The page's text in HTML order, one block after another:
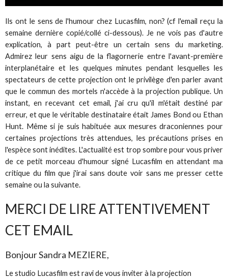
Ils ont le sens de l'humour chez Lucasfilm, non? (cf l'email reçu la
semaine dernière copié/collé ci-dessous). Je ne vois pas d'autre
explication, à part peut-être un certain sens du marketing.
Admirez leur sens aigu de la flagornerie entre l'avant-première
interplanétaire et les quelques minutes pendant lesquelles les
spectateurs de cette projection ont le privilège d'en parler avant
que le commun des mortels n'accède à la projection publique. Un
instant, en recevant cet email, j'ai cru qu'il m'était destiné par
erreur, et que le véritable destinataire était James Bond ou Ethan
Hunt. Même si je suis habituée aux mesures draconiennes pour
certaines projections très attendues, les précautions prises en
l'espèce sont inédites. L'actualité est trop sombre pour vous priver
de ce petit morceau d'humour signé Lucasfilm en attendant ma
critique du film que j'irai sans doute voir sans me presser cette
semaine ou la suivante.
MERCI DE LIRE ATTENTIVEMENT
CET EMAIL
Bonjour Sandra MEZIERE,
Le studio Lucasfilm est ravi de vous inviter à la projection